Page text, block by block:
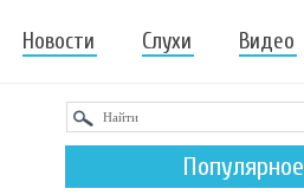
Новости Слухи Видео
Популярное